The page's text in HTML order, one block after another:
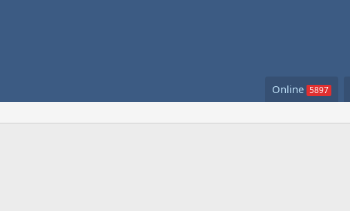
Online